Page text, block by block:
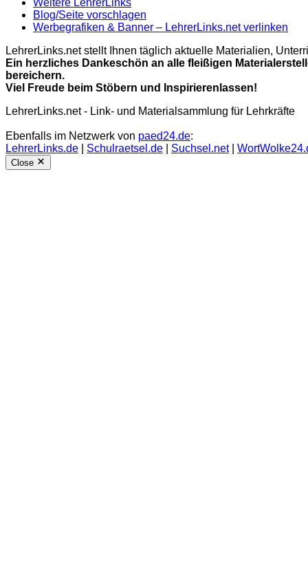
Blog/Seite vorschlagen
Werbegrafiken & Banner – LehrerLinks.net verlinken
LehrerLinks.net stellt Ihnen täglich aktuelle Materialien,
Ein herzliches Dankeschön an alle fleißigen
bereichern.
Viel Freude beim Stöbern und Inspirierenlassen!
LehrerLinks.net - Link- und Materialsammlung für Lehrkräfte
Ebenfalls im Netzwerk von paed24.de:
LehrerLinks.de
Schulraetsel.de Suchsel.net|
Close